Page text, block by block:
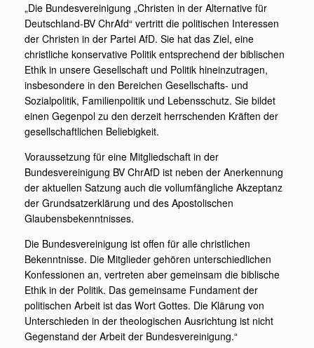
„Die Bundesvereinigung „Christen in der Alternative für
Deutschland-BV ChrAfd“ vertritt die politischen Interessen
der Christen in der Partei AfD. Sie hat das Ziel, eine
christliche konservative Politik entsprechend der biblischen
Ethik in unsere Gesellschaft und Politik hineinzutragen,
insbesondere in den Bereichen Gesellschafts- und
Sozialpolitik, Familienpolitik und Lebensschutz. Sie bildet
einen Gegenpol zu den derzeit herrschenden Kräften der
gesellschaftlichen Beliebigkeit.
Voraussetzung für eine Mitgliedschaft in der
Bundesvereinigung BV ChrAfD ist neben der Anerkennung
der aktuellen Satzung auch die vollumfängliche Akzeptanz
der Grundsatzerklärung und des Apostolischen
Glaubensbekenntnisses.
Die Bundesvereinigung ist offen für alle christlichen
Bekenntnisse. Die Mitglieder gehören unterschiedlichen
Konfessionen an, vertreten aber gemeinsam die biblische
Ethik in der Politik. Das gemeinsame Fundament der
politischen Arbeit ist das Wort Gottes. Die Klärung von
Unterschieden in der theologischen Ausrichtung ist nicht
Gegenstand der Arbeit der Bundesvereinigung.“